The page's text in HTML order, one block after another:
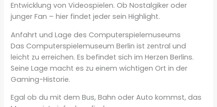
Entwicklung von Videospielen. Ob Nostalgiker oder
junger Fan – hier findet jeder sein Highlight.
Anfahrt und Lage des Computerspielemuseums
Das Computerspielemuseum Berlin ist zentral und
leicht zu erreichen. Es befindet sich im Herzen Berlins.
Seine Lage macht es zu einem wichtigen Ort in der
Gaming-Historie.
Egal ob du mit dem Bus, Bahn oder Auto kommst, das